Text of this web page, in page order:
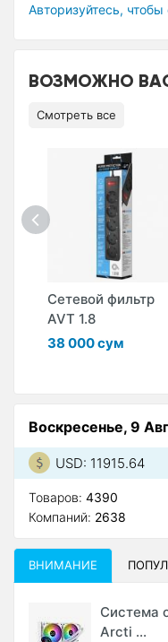
Авторизуйтесь, чтобы
ВОЗМОЖНО
Смотреть все
Сетевой фильтр
AVT 1.8
38 000 сум
Воскресенье, 9
USD: 11915.64
Товаров: 4390
Компаний: 2638
ВНИМАНИЕ
Система
Arcti ...